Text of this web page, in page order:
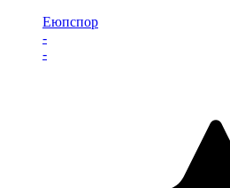
Еюпспор
-
-